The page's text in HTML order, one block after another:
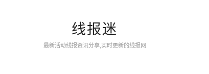
线报迷
最新活动线报资讯分享,实时更新的线报网